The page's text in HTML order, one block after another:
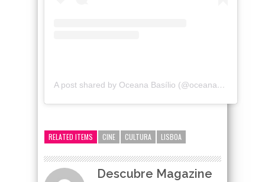
A post shared by Oceana Basílio (@oceanabasilio)
RELATED ITEMS CINE CULTURA LISBOA
Descubre Magazine